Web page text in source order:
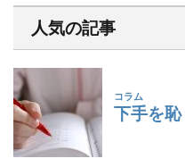
人気の記事